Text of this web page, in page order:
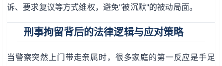
诉、要求复议等方式维权，避免"被沉默"的被动局面。
刑事拘留背后的法律逻辑与应对策略
当警察突然上门带走亲属时，很多家庭的第一反应是手足